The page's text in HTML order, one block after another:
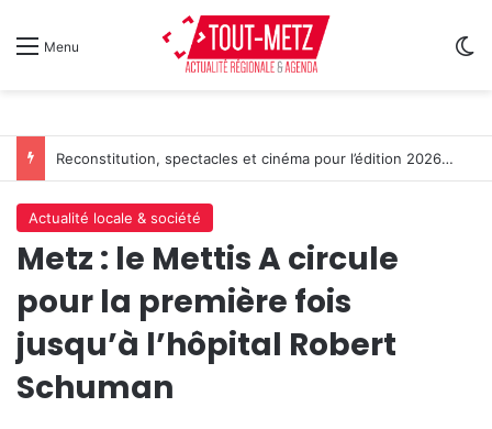
Menu
Reconstitution, spectacles et cinéma pour l’édition 2026 de « Ça tombe comme à Gravelotte »
Actualité locale & société
Metz : le Mettis A circule
pour la première fois
jusqu’à l’hôpital Robert
Schuman